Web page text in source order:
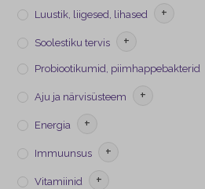
Luustik, liigesed, lihased +
Soolestiku tervis +
Probiootikumid, piimhappebakterid
Aju ja närvisüsteem +
Energia +
Immuunsus +
Vitamiinid +